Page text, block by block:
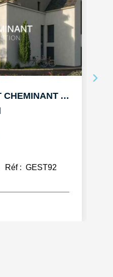
LOUE PAR LE CABINET CHEMINANT A DINARD APPARTEMENT T3 DE...
Réf : GEST92